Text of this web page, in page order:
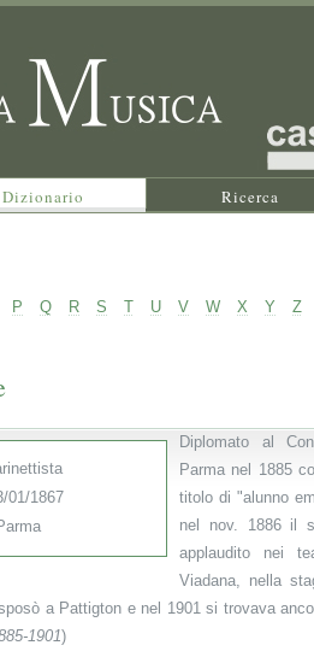
Dizionario Ricerca
P Q R S T U V W X Y
Z
01/1867
Diplomato al
Parma nel 1885
titolo di "alunno
nel nov. 1886 il
applaudito nei
Viadana, nella
a Pattigton e nel 1901 si trovava
1901)